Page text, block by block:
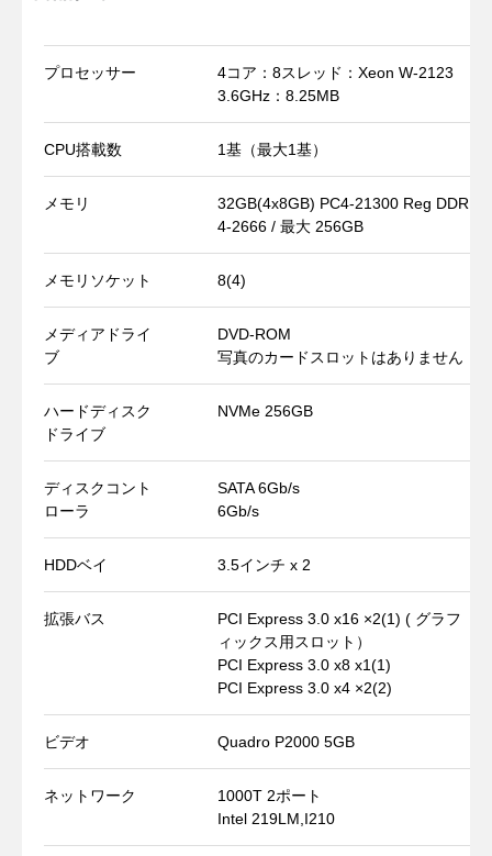
プロセッサー
4コア：8スレッド：Xeon W-2123
3.6GHz：8.25MB
CPU搭載数 1基（最大1基）
メモリ
32GB(4x8GB) PC4-21300 Reg DDR
4-2666 / 最大 256GB
メモリソケット 8(4)
メディアドライ
ブ
DVD-ROM
写真のカードスロットはありません
ハードディスク
ドライブ
NVMe 256GB
ディスクコント
ローラ
SATA 6Gb/s
6Gb/s
HDDベイ 3.5インチ x 2
拡張バス
PCI Express 3.0 x16 ×2(1) ( グラフ
ィックス用スロット）
PCI Express 3.0 x8 x1(1)
PCI Express 3.0 x4 ×2(2)
ビデオ Quadro P2000 5GB
ネットワーク
1000T 2ポート
Intel 219LM,I210